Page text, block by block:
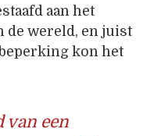
aan het
de wereld, en juist
kon het
van een